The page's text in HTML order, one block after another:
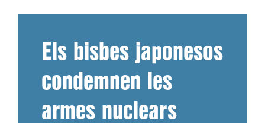
Els bisbes japonesos
condemnen les
armes nuclears